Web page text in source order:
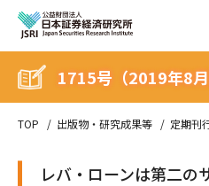
TOP 出版物・研究成果等 定期刊
1715号（2019年8月
レバ・ローンは第二の